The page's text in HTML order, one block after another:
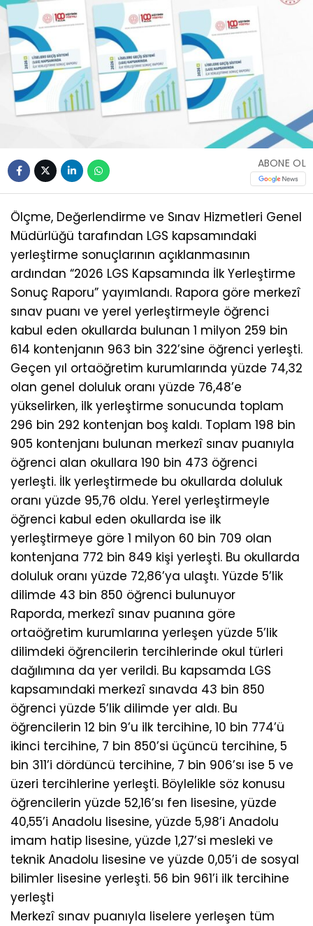
ABONE OL
Ölçme, Değerlendirme ve Sınav Hizmetleri Genel
Müdürlüğü tarafından LGS kapsamındaki
yerleştirme sonuçlarının açıklanmasının
ardından “2026 LGS Kapsamında İlk Yerleştirme
Sonuç Raporu” yayımlandı. Rapora göre merkezî
sınav puanı ve yerel yerleştirmeyle öğrenci
kabul eden okullarda bulunan 1 milyon 259 bin
614 kontenjanın 963 bin 322’sine öğrenci yerleşti.
Geçen yıl ortaöğretim kurumlarında yüzde 74,32
olan genel doluluk oranı yüzde 76,48’e
yükselirken, ilk yerleştirme sonucunda toplam
296 bin 292 kontenjan boş kaldı. Toplam 198 bin
905 kontenjanı bulunan merkezî sınav puanıyla
öğrenci alan okullara 190 bin 473 öğrenci
yerleşti. İlk yerleştirmede bu okullarda doluluk
oranı yüzde 95,76 oldu. Yerel yerleştirmeyle
öğrenci kabul eden okullarda ise ilk
yerleştirmeye göre 1 milyon 60 bin 709 olan
kontenjana 772 bin 849 kişi yerleşti. Bu okullarda
doluluk oranı yüzde 72,86’ya ulaştı. Yüzde 5’lik
dilimde 43 bin 850 öğrenci bulunuyor
Raporda, merkezî sınav puanına göre
ortaöğretim kurumlarına yerleşen yüzde 5’lik
dilimdeki öğrencilerin tercihlerinde okul türleri
dağılımına da yer verildi. Bu kapsamda LGS
kapsamındaki merkezî sınavda 43 bin 850
öğrenci yüzde 5’lik dilimde yer aldı. Bu
öğrencilerin 12 bin 9’u ilk tercihine, 10 bin 774’ü
ikinci tercihine, 7 bin 850’si üçüncü tercihine, 5
bin 311’i dördüncü tercihine, 7 bin 906’sı ise 5 ve
üzeri tercihlerine yerleşti. Böylelikle söz konusu
öğrencilerin yüzde 52,16’sı fen lisesine, yüzde
40,55’i Anadolu lisesine, yüzde 5,98’i Anadolu
imam hatip lisesine, yüzde 1,27’si mesleki ve
teknik Anadolu lisesine ve yüzde 0,05’i de sosyal
bilimler lisesine yerleşti. 56 bin 961’i ilk tercihine
yerleşti
Merkezî sınav puanıyla liselere yerleşen tüm